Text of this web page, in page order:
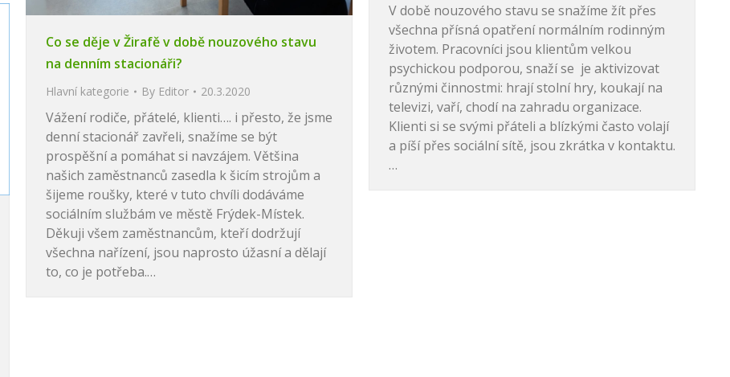
V době nouzového stavu se snažíme žít přes
všechna přísná opatření normálním rodinným
životem. Pracovníci jsou klientům velkou
psychickou podporou, snaží se je aktivizovat
různými činnostmi: hrají stolní hry, koukají na
televizi, vaří, chodí na zahradu organizace.
Klienti si se svými přáteli a blízkými často volají
a píší přes sociální sítě, jsou zkrátka v kontaktu.
…
Co se děje v Žirafě v době nouzového stavu
na denním stacionáři?
Hlavní kategorie By Editor 20.3.2020
Vážení rodiče, přátelé, klienti…. i přesto, že jsme
denní stacionář zavřeli, snažíme se být
prospěšní a pomáhat si navzájem. Většina
našich zaměstnanců zasedla k šicím strojům a
šijeme roušky, které v tuto chvíli dodáváme
sociálním službám ve městě Frýdek-Místek.
Děkuji všem zaměstnancům, kteří dodržují
všechna nařízení, jsou naprosto úžasní a dělají
to, co je potřeba.…